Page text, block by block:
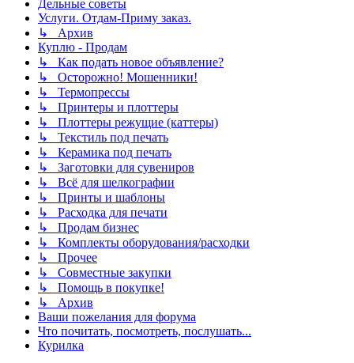
Дельные советы
Услуги. Отдам-Приму заказ.
↳ Архив
Куплю - Продам
↳ Как подать новое объявление?
↳ Осторожно! Мошенники!
↳ Термопрессы
↳ Принтеры и плоттеры
↳ Плоттеры режущие (каттеры)
↳ Текстиль под печать
↳ Керамика под печать
↳ Заготовки для сувениров
↳ Всё для шелкографии
↳ Принты и шаблоны
↳ Расходка для печати
↳ Продам бизнес
↳ Комплекты оборудования/расходки
↳ Прочее
↳ Совместные закупки
↳ Помощь в покупке!
↳ Архив
Ваши пожелания для форума
Что почитать, посмотреть, послушать...
Курилка